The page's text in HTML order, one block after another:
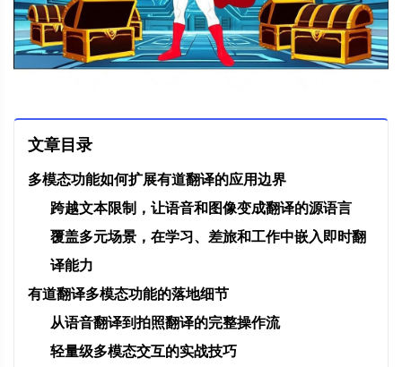
文章目录
多模态功能如何扩展有道翻译的应用边界
跨越文本限制，让语音和图像变成翻译的源语言
覆盖多元场景，在学习、差旅和工作中嵌入即时翻
译能力
有道翻译多模态功能的落地细节
从语音翻译到拍照翻译的完整操作流
轻量级多模态交互的实战技巧